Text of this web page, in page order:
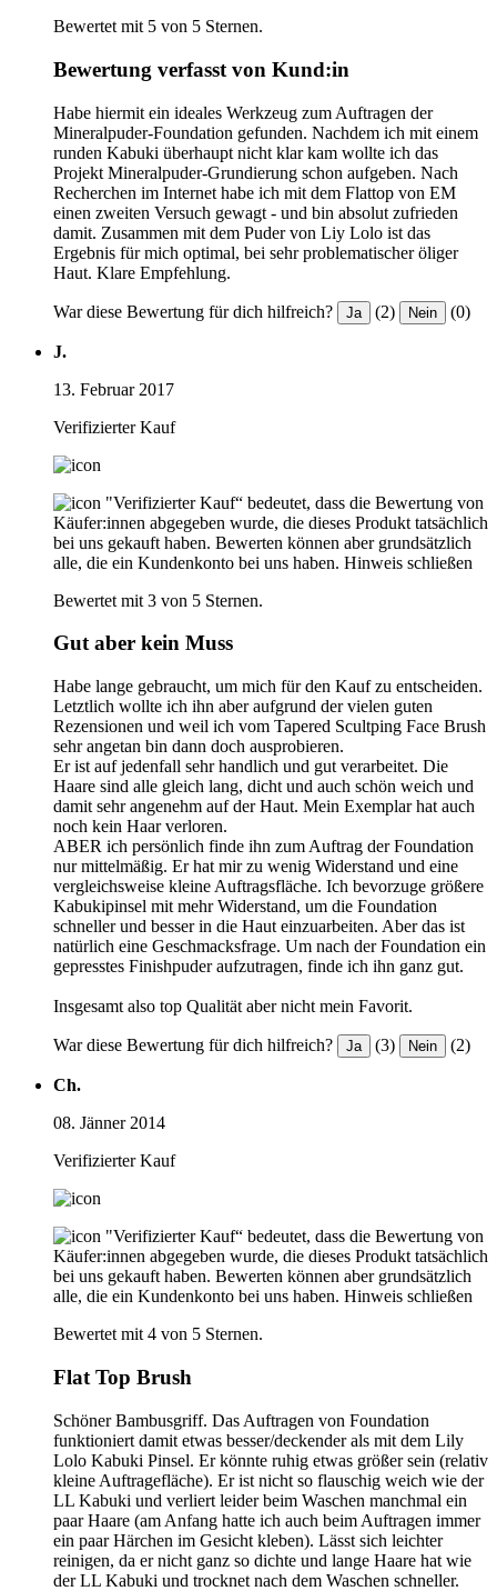
Bewertet mit 5 von 5 Sternen.
Bewertung verfasst von Kund:in
Habe hiermit ein ideales Werkzeug zum Auftragen der
Mineralpuder-Foundation gefunden. Nachdem ich mit einem
runden Kabuki überhaupt nicht klar kam wollte ich das
Projekt Mineralpuder-Grundierung schon aufgeben. Nach
Recherchen im Internet habe ich mit dem Flattop von EM
einen zweiten Versuch gewagt - und bin absolut zufrieden
damit. Zusammen mit dem Puder von Liy Lolo ist das
Ergebnis für mich optimal, bei sehr problematischer öliger
Haut. Klare Empfehlung.
War diese Bewertung für dich hilfreich? Ja (2) Nein (0)
J.
13. Februar 2017
Verifizierter Kauf
"Verifizierter Kauf“ bedeutet, dass die Bewertung von
Käufer:innen abgegeben wurde, die dieses Produkt tatsächlich
bei uns gekauft haben. Bewerten können aber grundsätzlich
alle, die ein Kundenkonto bei uns haben. Hinweis schließen
Bewertet mit 3 von 5 Sternen.
Gut aber kein Muss
Habe lange gebraucht, um mich für den Kauf zu entscheiden.
Letztlich wollte ich ihn aber aufgrund der vielen guten
Rezensionen und weil ich vom Tapered Scultping Face Brush
sehr angetan bin dann doch ausprobieren.
Er ist auf jedenfall sehr handlich und gut verarbeitet. Die
Haare sind alle gleich lang, dicht und auch schön weich und
damit sehr angenehm auf der Haut. Mein Exemplar hat auch
noch kein Haar verloren.
ABER ich persönlich finde ihn zum Auftrag der Foundation
nur mittelmäßig. Er hat mir zu wenig Widerstand und eine
vergleichsweise kleine Auftragsfläche. Ich bevorzuge größere
Kabukipinsel mit mehr Widerstand, um die Foundation
schneller und besser in die Haut einzuarbeiten. Aber das ist
natürlich eine Geschmacksfrage. Um nach der Foundation ein
gepresstes Finishpuder aufzutragen, finde ich ihn ganz gut.
Insgesamt also top Qualität aber nicht mein Favorit.
War diese Bewertung für dich hilfreich? Ja (3) Nein (2)
Ch.
08. Jänner 2014
Verifizierter Kauf
"Verifizierter Kauf“ bedeutet, dass die Bewertung von
Käufer:innen abgegeben wurde, die dieses Produkt tatsächlich
bei uns gekauft haben. Bewerten können aber grundsätzlich
alle, die ein Kundenkonto bei uns haben. Hinweis schließen
Bewertet mit 4 von 5 Sternen.
Flat Top Brush
Schöner Bambusgriff. Das Auftragen von Foundation
funktioniert damit etwas besser/deckender als mit dem Lily
Lolo Kabuki Pinsel. Er könnte ruhig etwas größer sein (relativ
kleine Auftragefläche). Er ist nicht so flauschig weich wie der
LL Kabuki und verliert leider beim Waschen manchmal ein
paar Haare (am Anfang hatte ich auch beim Auftragen immer
ein paar Härchen im Gesicht kleben). Lässt sich leichter
reinigen, da er nicht ganz so dichte und lange Haare hat wie
der LL Kabuki und trocknet nach dem Waschen schneller.